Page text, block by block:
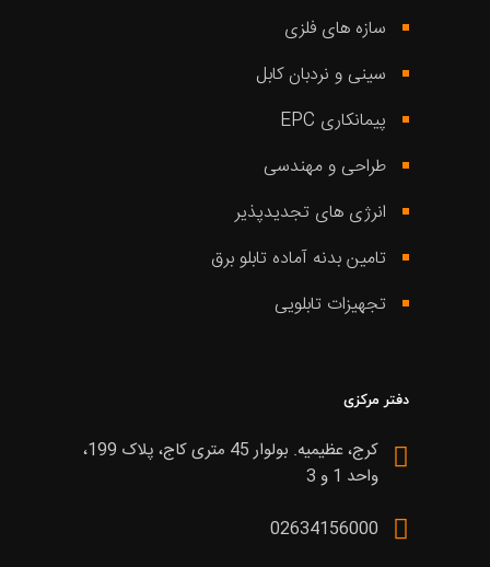
سازه های فلزی
سینی و نردبان کابل
پیمانکاری EPC
طراحی و مهندسی
انرژی های تجدیدپذیر
تامین بدنه آماده تابلو برق
تجهیزات تابلویی
دفتر مرکزی
کرج، عظیمیه. بولوار 45 متری کاج، پلاک 199،
واحد 1 و 3
02634156000